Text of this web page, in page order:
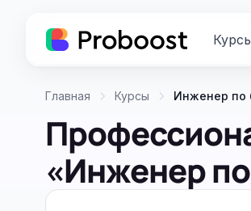
Главная Курсы Инженер по
«Инженер